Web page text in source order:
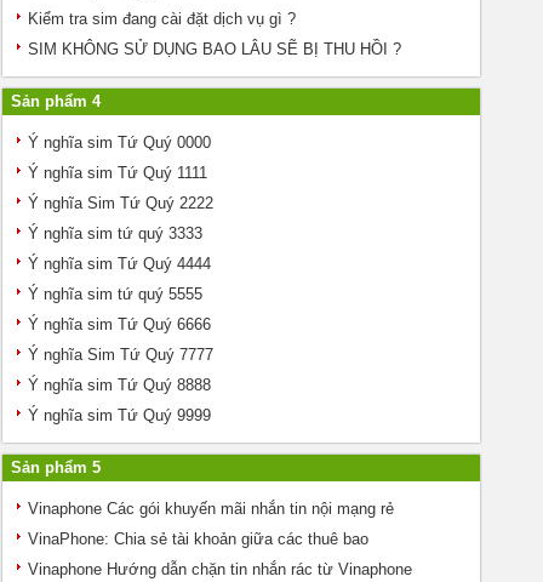
Kiểm tra sim đang cài đặt dịch vụ gì ?
SIM KHÔNG SỬ DỤNG BAO LÂU SẼ BỊ THU HỒI ?
Sản phẩm 4
Ý nghĩa sim Tứ Quý 0000
Ý nghĩa sim Tứ Quý 1111
Ý nghĩa Sim Tứ Quý 2222
Ý nghĩa sim tứ quý 3333
Ý nghĩa sim Tứ Quý 4444
Ý nghĩa sim tứ quý 5555
Ý nghĩa sim Tứ Quý 6666
Ý nghĩa Sim Tứ Quý 7777
Ý nghĩa sim Tứ Quý 8888
Ý nghĩa sim Tứ Quý 9999
Sản phẩm 5
Vinaphone Các gói khuyến mãi nhắn tin nội mạng rẻ
VinaPhone: Chia sẻ tài khoản giữa các thuê bao
Vinaphone Hướng dẫn chặn tin nhắn rác từ Vinaphone